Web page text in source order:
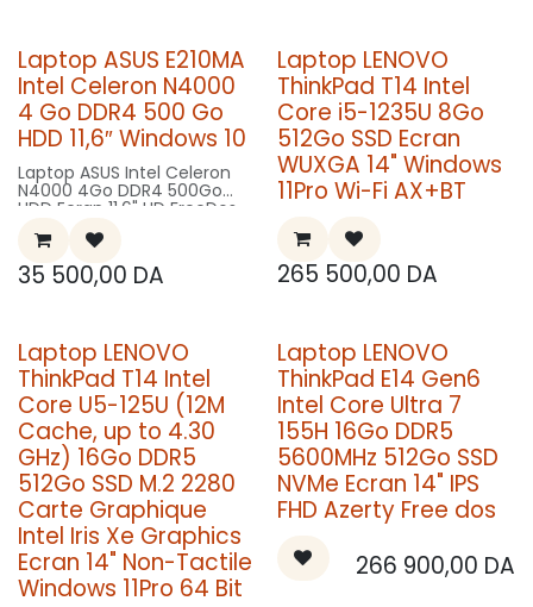
Laptop ASUS E210MA
Intel Celeron N4000
4 Go DDR4 500 Go
HDD 11,6″ Windows 10
Laptop ASUS Intel Celeron
N4000 4Go DDR4 500Go
HDD Ecran 11.6" HD FreeDos
35 500,00 DA
Laptop LENOVO
ThinkPad T14 Intel
Core i5-1235U 8Go
512Go SSD Ecran
WUXGA 14" Windows
11Pro Wi-Fi AX+BT
265 500,00 DA
Laptop LENOVO
ThinkPad T14 Intel
Core U5-125U (12M
Cache, up to 4.30
GHz) 16Go DDR5
512Go SSD M.2 2280
Carte Graphique
Intel Iris Xe Graphics
Ecran 14" Non-Tactile
Windows 11Pro 64 Bit
Laptop LENOVO
ThinkPad E14 Gen6
Intel Core Ultra 7
155H 16Go DDR5
5600MHz 512Go SSD
NVMe Ecran 14" IPS
FHD Azerty Free dos
266 900,00 DA